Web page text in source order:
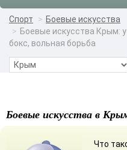
Спорт
Боевые искусства
Боевые искусства Крым:
бокс, вольная борьба
Боевые искусства в
Что